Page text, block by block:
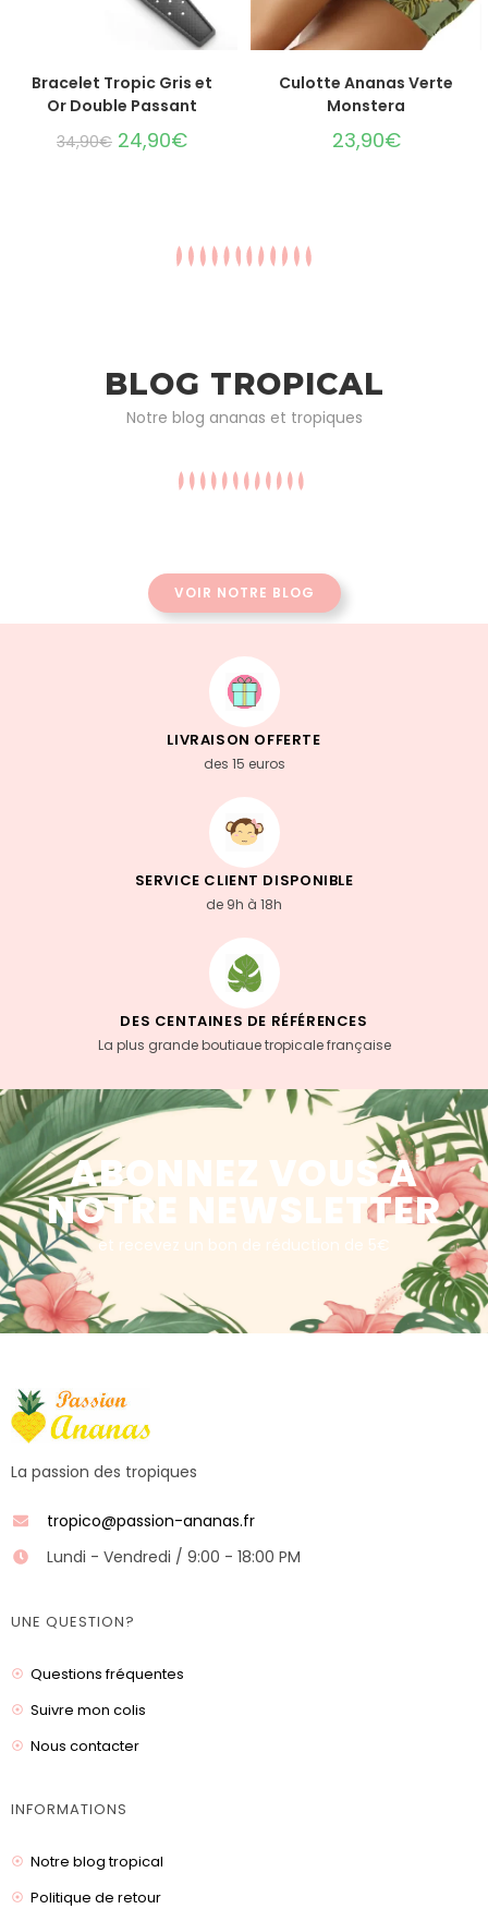
CHOIX DES OPTIONS
Bracelet Tropic Gris et
Or Double Passant
34,90€ 24,90€
Culotte Ananas Verte
Monstera
23,90€
BLOG TROPICAL
Notre blog ananas et tropiques
VOIR NOTRE BLOG
LIVRAISON OFFERTE
des 15 euros
SERVICE CLIENT DISPONIBLE
de 9h à 18h
DES CENTAINES DE RÉFÉRENCES
La plus grande boutiaue tropicale française
ABONNEZ VOUS A
NOTRE NEWSLETTER
et recevez un bon de réduction de 5€
La passion des tropiques
tropico@passion-ananas.fr
Lundi - Vendredi / 9:00 - 18:00 PM
UNE QUESTION?
Questions fréquentes
Suivre mon colis
Nous contacter
INFORMATIONS
Notre blog tropical
Politique de retour